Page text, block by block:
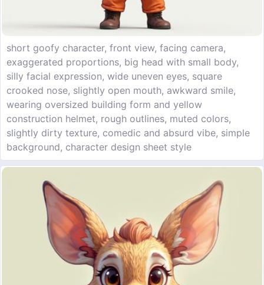
short goofy character, front view, facing camera,
exaggerated proportions, big head with small body,
silly facial expression, wide uneven eyes, square
crooked nose, slightly open mouth, awkward smile,
wearing oversized building form and yellow
construction helmet, rough outlines, muted colors,
slightly dirty texture, comedic and absurd vibe, simple
background, character design sheet style